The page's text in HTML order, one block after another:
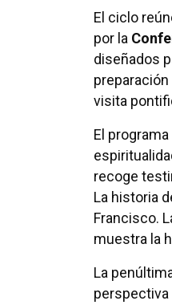
El ciclo
por la
diseñados
visita
El
recoge
La historia
Francisco.
muestra la
La
perspectiva